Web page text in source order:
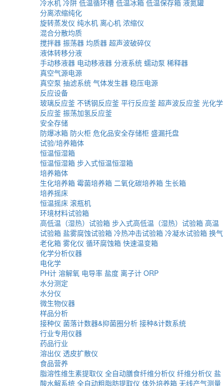
冷水机 冷阱 低温循环槽 低温冰箱 低温保存箱 液氮罐
分离浓缩纯化
旋转蒸发仪 纯水机 离心机 浓缩仪
混合分散均质
搅拌器 振荡器 均质器 超声波破碎仪
液体转移分液
手动移液器 电动移液器 分液系统 蠕动泵 稀释器
真空气源电源
真空泵 抽滤系统 气体发生器 稳压电源
反应设备
玻璃反应釜 不锈钢反应釜 平行反应釜 超声波反应釜 光化学
反应釜 振荡加氢反应釜
安全存储
防爆冰箱 防火柜 危化品安全存储柜 盛漏托盘
试验/培养箱体
恒温恒湿箱
恒温恒湿箱 步入式恒温恒湿箱
培养箱体
生化培养箱 霉菌培养箱 二氧化碳培养箱 生长箱
培养摇床
恒温摇床 滚瓶机
环境材料试验箱
高低温（湿热）试验箱 步入式高低温（湿热）试验箱 高温
试验箱 盐雾腐蚀试验箱 冷热冲击试验箱 冷凝水试验箱 换气
老化箱 雾化仪 循环腐蚀箱 快速温变箱
化学分析仪器
电化学
PH计 溶解氧 电导率 盐度 离子计 ORP
水分测定
水分仪
微生物仪器
样品分析
接种仪 菌落计数器&抑菌圈分析 接种&计数系统
行业专用仪器
药品行业
溶出仪 透皮扩散仪
食品营养
脂溶性维生素提取仪 全自动膳食纤维分析仪 纤维分析仪 盐
酸水解系统 全自动粗脂肪提取仪 体外培养箱 无线产气测量